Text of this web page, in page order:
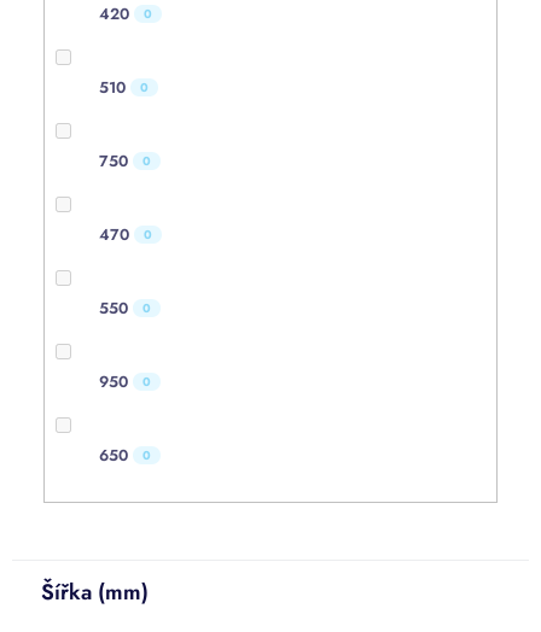
420 0
510 0
750 0
470 0
550 0
950 0
650 0
Šířka (mm)